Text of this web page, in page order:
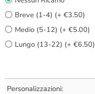
Breve (1-4) (+ €3.50)
Medio (5-12) (+ €5.00)
Lungo (13-22) (+ €6.50)
Personalizzazioni: